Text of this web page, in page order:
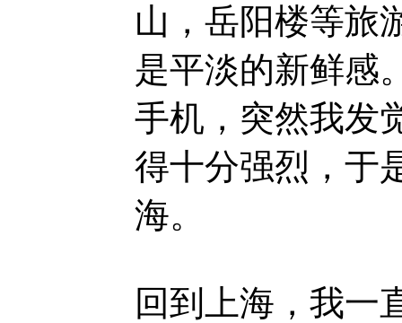
山，岳阳楼等旅
是平淡的新鲜感
手机，突然我发
得十分强烈，于
海。
回到上海，我一